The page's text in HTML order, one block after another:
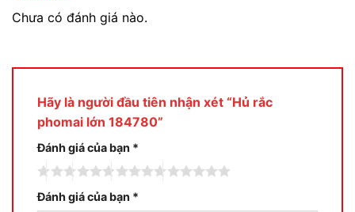
Chưa có đánh giá nào.
Hãy là người đầu tiên nhận xét “Hủ rắc
phomai lớn 184780”
Đánh giá của bạn *
Đánh giá của bạn *